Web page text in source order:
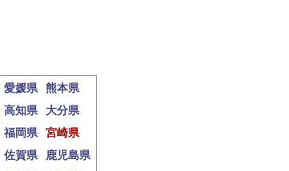
愛媛県
熊本県
高知県
大分県
福岡県
宮崎県
佐賀県
鹿児島県